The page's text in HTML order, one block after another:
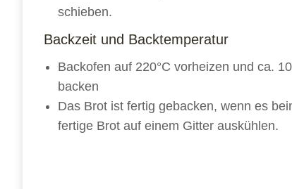
schieben.
Backzeit und Backtemperatur
Backofen auf 220°C vorheizen und ca.
backen
Das Brot ist fertig gebacken, wenn es
fertige Brot auf einem Gitter auskühlen.